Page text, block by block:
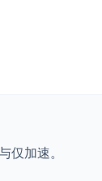
仅加速。